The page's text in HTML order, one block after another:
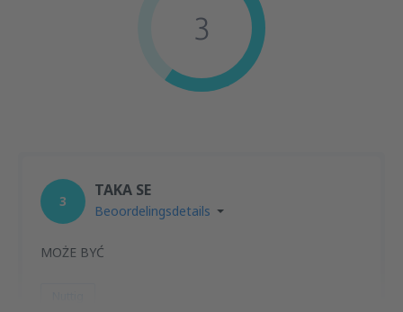
3
3
TAKA SE
Beoordelingsdetails
MOŻE BYĆ